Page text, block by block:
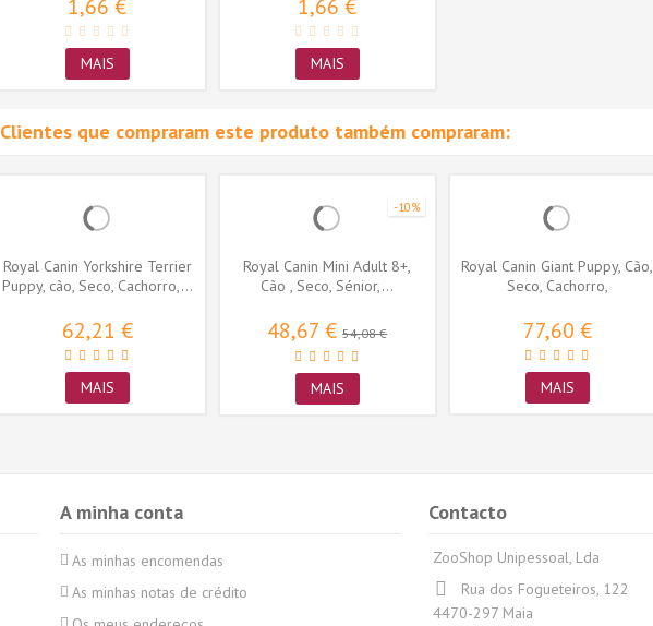
1,66 €
MAIS
1,66 €
MAIS
Clientes que compraram este produto também compraram:
Royal Canin Yorkshire Terrier
Puppy, cão, Seco, Cachorro,...
62,21 €
MAIS
-10%
Royal Canin Mini Adult 8+,
Cão , Seco, Sénior,...
48,67 €54,08 €
MAIS
Royal Canin Giant Puppy, Cão,
Seco, Cachorro,
77,60 €
MAIS
A minha conta
As minhas encomendas
As minhas notas de crédito
Contacto
ZooShop Unipessoal, Lda
Rua dos Fogueteiros, 122
4470-297 Maia